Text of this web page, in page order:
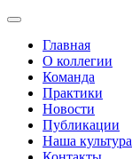
Главная
О коллегии
Команда
Практики
Новости
Публикации
Наша культура